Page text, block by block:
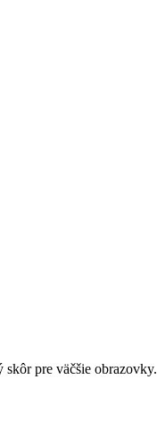
pre väčšie obrazovky.